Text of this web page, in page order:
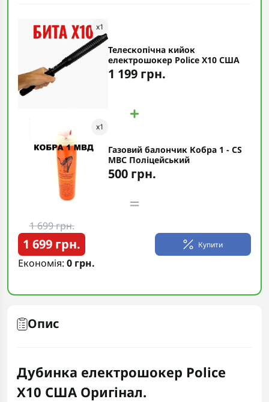
x1
Телескопічна кийок
електрошокер Police X10 США
1 199 грн.
x1
Газовий балончик Кобра 1 - CS
МВС Поліцейський
500 грн.
1 699 грн.
1 699 грн.
Економія: 0 грн.
Купити
Опис
Дубинка електрошокер Police
X10 США Оригінал.